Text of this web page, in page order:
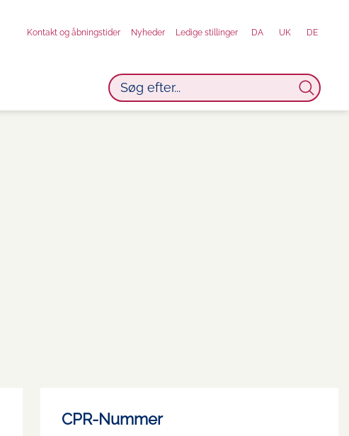
Kontakt og åbningstider Nyheder Ledige stillinger DA UK DE
CPR-Nummer